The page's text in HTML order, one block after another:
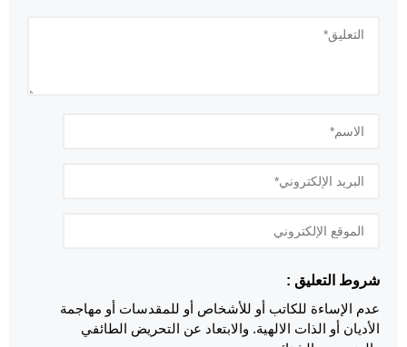
شروط التعليق :
عدم الإساءة للكاتب أو للأشخاص أو للمقدسات أو مهاجمة
الأديان أو الذات الالهية. والابتعاد عن التحريض الطائفي